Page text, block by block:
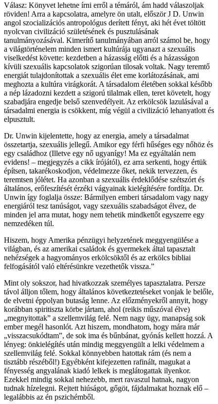
Válasz: Könyvet lehetne írni erről a témáról, ám hadd válaszoljak
röviden! Arra a kapcsolatra, amelyre ön utalt, először J D. Unwin
angol szocializációs antropológus derített fényt, aki hét évet töltött
nyolcvan civilizáció születésének és pusztulásának
tanulmányozásával. Kimerítő tanulmányában arról számol be, hogy
a világtörténelem minden ismert kultúrája ugyanazt a szexuális
viselkedést követte: kezdetben a házasság előtti és a házasságon
kívüli szexuális kapcsolatok szigorúan tilosak voltak. Nagy teremtő
energiát tulajdonítottak a szexuális élet eme korlátozásának, ami
meghozta a kultúra virágkorát. A társadalom életében sokkal később
a nép lázadozni kezdett a szigorú tilalmak ellen, teret követelt, hogy
szabadjára engedje belső szenvedélyeit. Az erkölcsök lazulásával a
társadalmi energia is csökkent, míg végül a civilizáció lehanyatlott és
elpusztult.
Dr. Unwin kijelentette, hogy az energia, amely a társadalmat
összetartja, szexuális jellegű. Amikor egy férfi hűséges egy nőhöz és
egy családhoz (Illetve egy nő ugyanígy! Ma ez egyáltalán nem
evidens! – megjegyzés a cikk írójától), ez arra serkenti, hogy értük
építsen, takarékoskodjon, védelmezze őket, nekik tervezzen, és
teremtsen jólétet. Ha azonban a szexuális érdeklődése szétszórt és
általános, erőfeszítését érzéki vágyainak kielégítésére fordítja. Dr.
Unwin így foglalja össze: Bármilyen emberi társadalom vagy nagy
energiáról tesz tanúságot, vagy szexuális szabadságot élvez, de
minden jel arra mutat, hogy nem tehetik mindkettőt egyszerre egy
nemzedéken túl.
Hiszem, hogy Amerika pénzügyi helyzetének meggyengülése a
világban, és az amerikai családok és gyermekek által tapasztalt
nehézségek a hagyományos erkölcsöktől és az erkölcs bibliai
felfogásától való eltérésünkre vezethetők vissza.”
Mint oly sokszor, had hivatkozzak személyes tapasztalatra. Persze
távol álljon tőlem, hogy általános következtetéseket vonjak le belőle,
de elvetni éppolyan butaság lenne. Az előzményekről annyit, hogy
korábban spiritiszta körbe jártam, ahol (reikis műszóval élve)
„megnyitottak” a szellemvilág felé. Nem nagy ügy, manapság sok
ember megél hasonlót. Azt hiszem, mondhatom, hogy mára már
„visszacsukódtam”, de sok ima és bűnbánat, gyónás kellett hozzá. A
lényeg: önkielégítés után mindig meggyengült a lelki védelmem a
szellemvilág felé. Sokkal könnyebben hatottak rám (és nem a
tisztább részéből!) Egyébként kifejezetten rafinált, magukat a
fényesség angyalának kiadó lelkek is meglátogattak ilyenkor.
Ezekkel mindig sokkal nehezebb, mert ravaszul hatnak, nagyon
tudnak hízelegni. Rejtett hiúságot, gőgöt, fájdalmakat hoznak elő –
legalábbis az én pszichémből.